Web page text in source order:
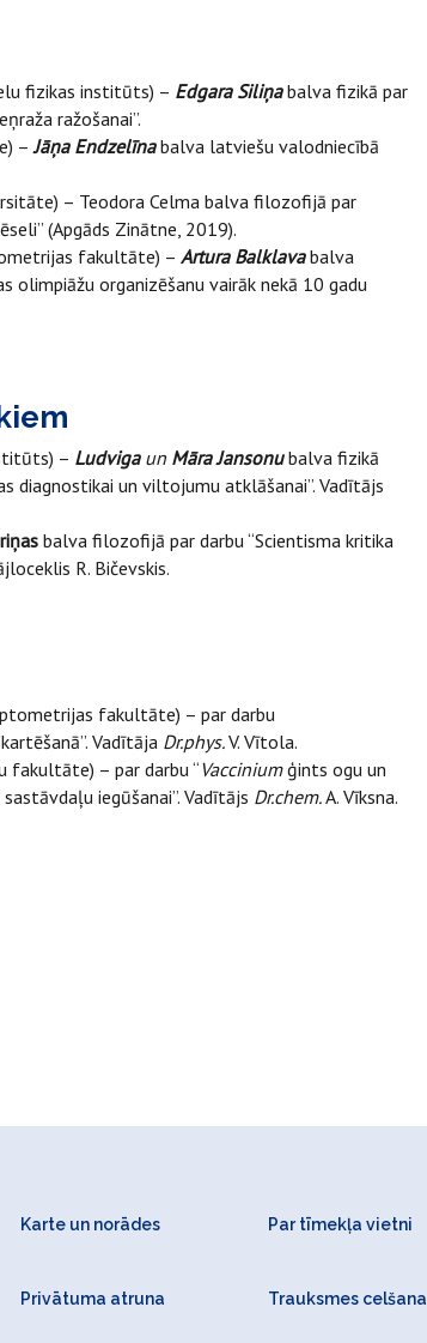
fizikas institūts) – Edgara Siliņabalva fizikā par
ražošanai”.
– Jāņa Endzelīnabalva latviešu valodniecībā
– Teodora Celma balva filozofijā par
(Apgāds Zinātne, 2019).
fakultāte) – Artura Balklavabalva
organizēšanu vairāk nekā 10 gadu
– Ludviga un Māra Jansonubalva fizikā
diagnostikai un viltojumu atklāšanai”. Vadītājs
balva filozofijā par darbu “Scientisma kritika
R. Bičevskis.
fakultāte) – par darbu
Vadītāja Dr.phys.V. Vītola.
fakultāte) – par darbu “Vacciniumģints ogu un
iegūšanai”. Vadītājs Dr.chem.A. Vīksna.
Karte un norādes Par tīmekļa vietni
Privātuma atruna Trauksmes celšana